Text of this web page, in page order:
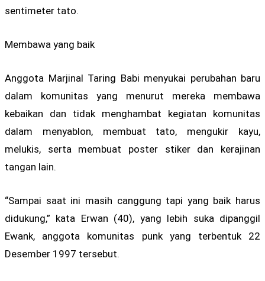
sentimeter tato.
Membawa yang baik
Anggota Marjinal Taring Babi menyukai perubahan baru
dalam komunitas yang menurut mereka membawa
kebaikan dan tidak menghambat kegiatan komunitas
dalam menyablon, membuat tato, mengukir kayu,
melukis, serta membuat poster stiker dan kerajinan
tangan lain.
“Sampai saat ini masih canggung tapi yang baik harus
didukung,” kata Erwan (40), yang lebih suka dipanggil
Ewank, anggota komunitas punk yang terbentuk 22
Desember 1997 tersebut.